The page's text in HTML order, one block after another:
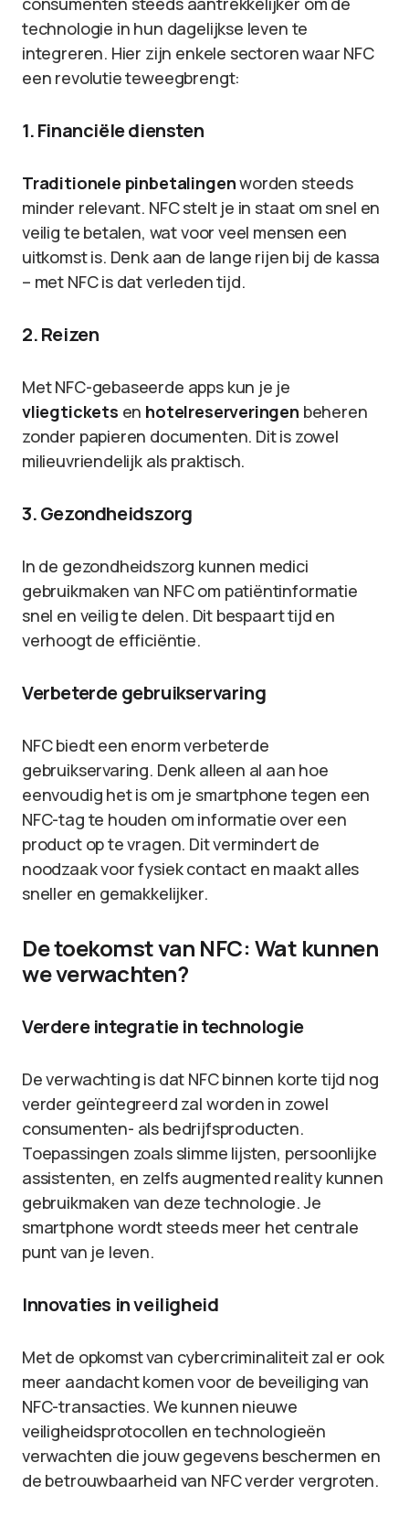
technologie in hun dagelijkse leven te
integreren. Hier zijn enkele sectoren waar NFC
een revolutie teweegbrengt:
1. Financiële diensten
Traditionele pinbetalingenworden steeds
minder relevant. NFC stelt je in staat om snel en
veilig te betalen, wat voor veel mensen een
uitkomst is. Denk aan de lange rijen bij de kassa
– met NFC is dat verleden tijd.
2. Reizen
Met NFC-gebaseerde apps kun je je
vliegtickets en hotelreserveringen beheren
zonder papieren documenten. Dit is zowel
milieuvriendelijk als praktisch.
3. Gezondheidszorg
In de gezondheidszorg kunnen medici
gebruikmaken van NFC om patiëntinformatie
snel en veilig te delen. Dit bespaart tijd en
verhoogt de efficiëntie.
Verbeterde gebruikservaring
NFC biedt een enorm verbeterde
gebruikservaring. Denk alleen al aan hoe
eenvoudig het is om je smartphone tegen een
NFC-tag te houden om informatie over een
product op te vragen. Dit vermindert de
noodzaak voor fysiek contact en maakt alles
sneller en gemakkelijker.
De toekomst van NFC: Wat kunnen
we verwachten?
Verdere integratie in technologie
De verwachting is dat NFC binnen korte tijd nog
verder geïntegreerd zal worden in zowel
consumenten- als bedrijfsproducten.
Toepassingen zoals slimme lijsten, persoonlijke
assistenten, en zelfs augmented reality kunnen
gebruikmaken van deze technologie. Je
smartphone wordt steeds meer het centrale
punt van je leven.
Innovaties in veiligheid
Met de opkomst van cybercriminaliteit zal er ook
meer aandacht komen voor de beveiliging van
NFC-transacties. We kunnen nieuwe
veiligheidsprotocollen en technologieën
verwachten die jouw gegevens beschermen en
de betrouwbaarheid van NFC verder vergroten.